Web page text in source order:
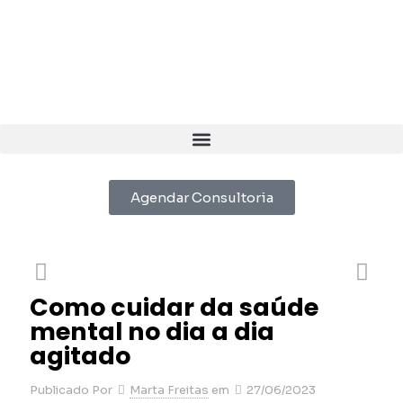
Agendar Consultoria
Como cuidar da saúde
mental no dia a dia
agitado
Publicado Por Marta Freitas em 27/06/2023